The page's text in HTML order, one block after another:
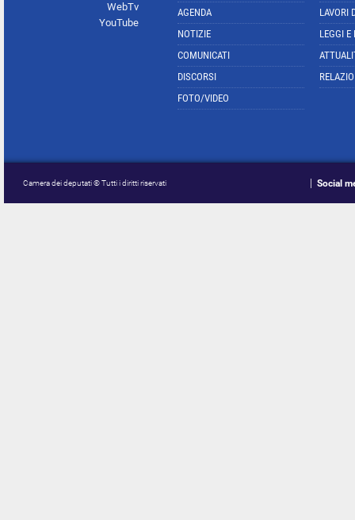
WebTv
YouTube
AGENDA
NOTIZIE
COMUNICATI
DISCORSI
FOTO/VIDEO
LAVORI
LEGGI E
Camera dei deputati © Tutti i diritti riservati Social